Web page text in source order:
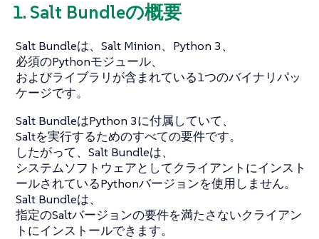
1. Salt Bundleの概要
Salt Bundleは、Salt Minion、Python 3、
必須のPythonモジュール、
およびライブラリが含まれている1つのバイナリパッ
ケージです。
Salt BundleはPython 3に付属していて、
Saltを実行するためのすべての要件です。
したがって、Salt Bundleは、
システムソフトウェアとしてクライアントにインスト
ールされているPythonバージョンを使用しません。
Salt Bundleは、
指定のSaltバージョンの要件を満たさないクライアン
トにインストールできます。